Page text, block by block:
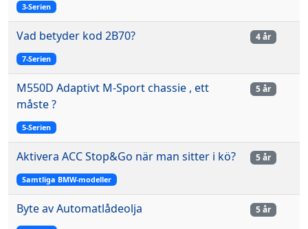
3-Serien
Vad betyder kod 2B70?
7-Serien
4 år
M550D Adaptivt M-Sport chassie , ett
måste ?
5-Serien
5 år
Aktivera ACC Stop&Go när man sitter i kö?
Samtliga BMW-modeller
5 år
Byte av Automatlådeolja 5 år